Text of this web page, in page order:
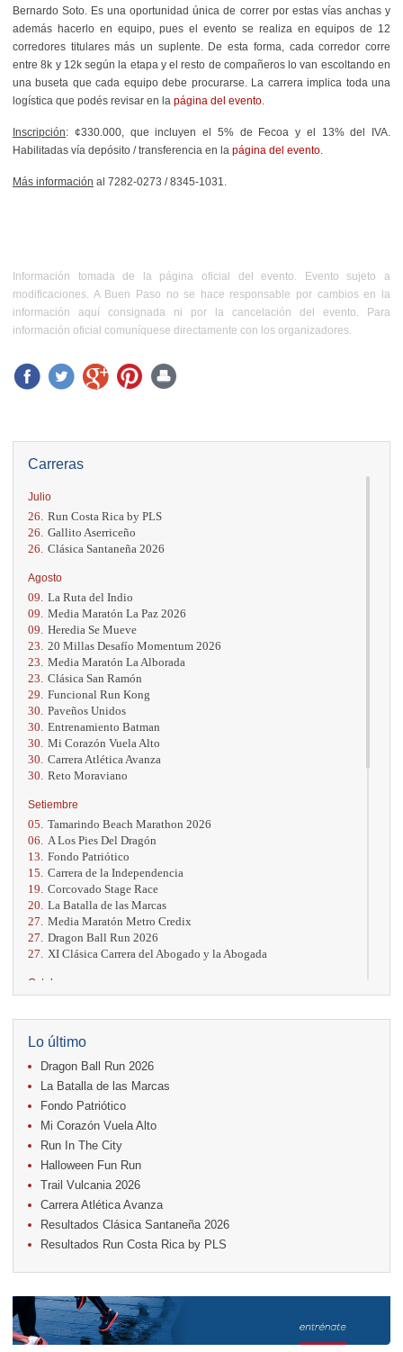
Carreras
Julio
26. Run Costa Rica by PLS
26. Gallito Aserriceño
26. Clásica Santaneña 2026
Agosto
09. La Ruta del Indio
09. Media Maratón La Paz 2026
09. Heredia Se Mueve
23. 20 Millas Desafío Momentum 2026
23. Media Maratón La Alborada
23. Clásica San Ramón
29. Funcional Run Kong
30. Paveños Unidos
30. Entrenamiento Batman
30. Mi Corazón Vuela Alto
30. Carrera Atlética Avanza
30. Reto Moraviano
Setiembre
05. Tamarindo Beach Marathon 2026
06.
A Los Pies Del Dragón
13. Fondo Patriótico
15. Carrera de la Independencia
19. Corcovado Stage Race
20. La Batalla de las Marcas
27. Media Maratón Metro Credix
27. Dragon Ball Run 2026
27.
XI Clásica Carrera del Abogado y la Abogada
Octubre
04. San Carlos Rosa
04.
Relevos Tres Ríos
04. Kilómetros Rosa
11. Run In The City
17. Caribe Paradise Run
18.
Casa Turire Trail Run
18. Warriors Run Circuit
25. KRun by Under Armour
25. Run Alajuela
31. Halloween Fun Run
Noviembre
08. Lindora Run
15. Entre Pan y Rosas
Diciembre
06. Trail Vulcania 2026
12. Media Maratón Puntarenas 2026
Carreras anteriores
Lo último
Dragon Ball Run 2026
La Batalla de las Marcas
Fondo Patriótico
Mi Corazón Vuela Alto
Run In The City
Halloween Fun Run
Trail Vulcania 2026
Carrera Atlética Avanza
Resultados Clásica Santaneña 2026
Resultados Run Costa Rica by PLS
Bernardo Soto. Es una oportunidad única de correr por estas vías anchas y
además hacerlo en equipo, pues el evento se realiza en equipos de 12
corredores titulares más un suplente. De esta forma, cada corredor corre
entre 8k y 12k según la etapa y el resto de compañeros lo van escoltando en
una buseta que cada equipo debe procurarse. La carrera implica toda una
logística que podés revisar en la página del evento
Inscripción: ¢330.000, que incluyen el 5% de Fecoa y el 13% del IVA.
Habilitadas vía depósito / transferencia en la página del evento
Más información al 7282-0273 / 8345-1031.
Información tomada de la página oficial del evento. Evento sujeto a
modificaciones. A Buen Paso no se hace responsable por cambios en la
información aquí consignada ni por la cancelación del evento. Para
información oficial comuníquese directamente con los organizadores.